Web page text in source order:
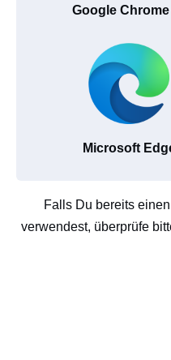
Google Chrome
Microsoft
Falls Du bereits
verwendest, überprüfe